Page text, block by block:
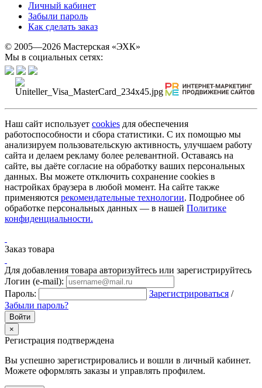
Личный кабинет
Забыли пароль
Как сделать заказ
© 2005—2026 Мастерская «ЭХК»
Мы в социальных сетях:
Наш сайт использует cookies для обеспечения
работоспособности и сбора статистики. С их помощью мы
анализируем пользовательскую активность, улучшаем работу
сайта и делаем рекламу более релевантной. Оставаясь на
сайте, вы даёте согласие на обработку ваших персональных
данных. Вы можете отключить сохранение cookies в
настройках браузера в любой момент. На сайте также
применяются рекомендательные технологии. Подробнее об
обработке персональных данных — в нашей Политике
конфиденциальности.
Заказ товара
Для добавления товара авторизуйтесь или зарегистрируйтесь
Логин (e-mail):
Пароль:
Зарегистрироваться /
Забыли пароль?
×
Регистрация подтверждена
Вы успешно зарегистрировались и вошли в личный кабинет.
Можете оформлять заказы и управлять профилем.